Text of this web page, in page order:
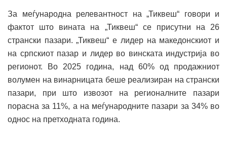
За меѓународна релевантност на „Тиквеш“ говори и
фактот што вината на „Тиквеш“ се присутни на 26
странски пазари. „Тиквеш“ е лидер на македонскиот и
на српскиот пазар и лидер во винската индустрија во
регионот. Во 2025 година, над 60% од продажниот
волумен на винарницата беше реализиран на странски
пазари, при што извозот на регионалните пазари
порасна за 11%, а на меѓународните пазари за 34% во
однос на претходната година.